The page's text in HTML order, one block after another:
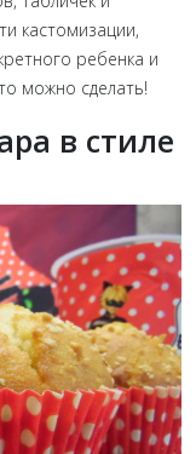
кастомизации,
ребенка и
можно сделать!
в стиле